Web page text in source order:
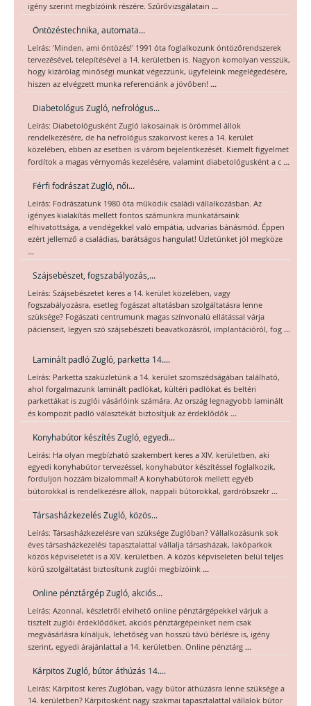
igény szerint megbízóink részére. Szűrővizsgálatain ...
Öntözéstechnika, automata...
Leírás: 'Minden, ami öntözés!' 1991 óta foglalkozunk öntözőrendszerek
tervezésével, telepítésével a 14. kerületben is. Nagyon komolyan vesszük,
hogy kizárólag minőségi munkát végezzünk, ügyfeleink megelégedésére,
hiszen az elvégzett munka referenciánk a jövőben! ...
Diabetológus Zugló, nefrológus...
Leírás: Diabetológusként Zugló lakosainak is örömmel állok
rendelkezésére, de ha nefrológus szakorvost keres a 14. kerület
közelében, ebben az esetben is várom bejelentkezését. Kiemelt figyelmet
fordítok a magas vérnyomás kezelésére, valamint diabetológusként a c ...
Férfi fodrászat Zugló, női...
Leírás: Fodrászatunk 1980 óta működik családi vállalkozásban. Az
igényes kialakítás mellett fontos számunkra munkatársaink
elhivatottsága, a vendégekkel való empátia, udvarias bánásmód. Éppen
ezért jellemző a családias, barátságos hangulat! Üzletünket jól megköze
...
Szájsebészet, fogszabályozás,...
Leírás: Szájsebészetet keres a 14. kerület közelében, vagy
fogszabályozásra, esetleg fogászat altatásban szolgáltatásra lenne
szüksége? Fogászati centrumunk magas színvonalú ellátással várja
pácienseit, legyen szó szájsebészeti beavatkozásról, implantációról, fog ...
Laminált padló Zugló, parketta 14....
Leírás: Parketta szaküzletünk a 14. kerület szomszédságában található,
ahol forgalmazunk laminált padlókat, kültéri padlókat és beltéri
parkettákat is zuglói vásárlóink számára. Az ország legnagyobb laminált
és kompozit padló választékát biztosítjuk az érdeklődők ...
Konyhabútor készítés Zugló, egyedi...
Leírás: Ha olyan megbízható szakembert keres a XIV. kerületben, aki
egyedi konyhabútor tervezéssel, konyhabútor készítéssel foglalkozik,
forduljon hozzám bizalommal! A konyhabútorok mellett egyéb
bútorokkal is rendelkezésre állok, nappali bútorokkal, gardróbszekr...
Társasházkezelés Zugló, közös...
Leírás: Társasházkezelésre van szüksége Zuglóban? Vállalkozásunk sok
éves társasházkezelési tapasztalattal vállalja társasházak, lakóparkok
közös képviseletét is a XIV. kerületben. A közös képviseleten belül teljes
körű szolgáltatást biztosítunk zuglói megbízóink ...
Online pénztárgép Zugló, akciós...
Leírás: Azonnal, készletről elvihető online pénztárgépekkel várjuk a
tisztelt zuglói érdeklődőket, akciós pénztárgépeinket nem csak
megvásárlásra kínáljuk, lehetőség van hosszú távú bérlésre is, igény
szerint, egyedi árajánlattal a 14. kerületben. Online pénztárg ...
Kárpitos Zugló, bútor áthúzás 14....
Leírás: Kárpitost keres Zuglóban, vagy bútor áthúzásra lenne szüksége a
14. kerületben? Kárpitosként nagy szakmai tapasztalattal vállalok bútor